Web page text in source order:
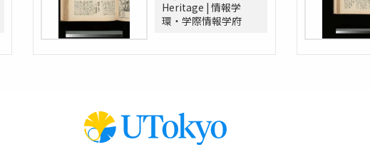
Heritage | 情報学
環・学際情報学府